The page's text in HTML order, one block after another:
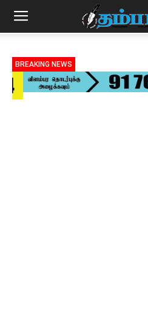
BREAKING NEWS